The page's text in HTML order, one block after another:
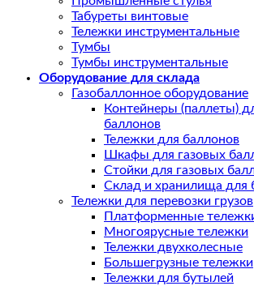
Табуреты винтовые
Тележки инструментальные
Тумбы
Тумбы инструментальные
Оборудование для склада
Газобаллонное оборудование
Контейнеры (паллеты)
баллонов
Тележки для баллонов
Шкафы для газовых
Стойки для газовых
Склад и хранилища для
Тележки для перевозки грузов
Платформенные
Многоярусные тележки
Тележки двухколесные
Большегрузные тележки
Тележки для бутылей